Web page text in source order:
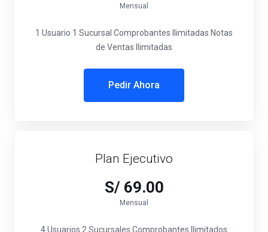
Mensual
1 Usuario 1 Sucursal Comprobantes Ilimitadas Notas
de Ventas Ilimitadas
Pedir Ahora
Plan Ejecutivo
S/ 69.00
Mensual
4 Usuarios 2 Sucursales Comprobantes Ilimitados